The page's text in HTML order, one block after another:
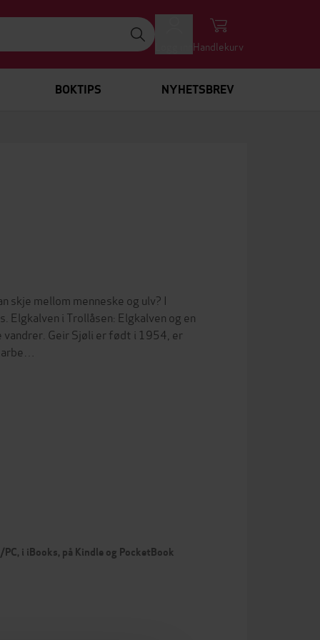
Handlekurv
BOKTIPS NYHETSBREV
skje mellom menneske og ulv? I
Elgkalven i Trollåsen: Elgkalven og en
Geir Sjøli er født i 1954, er
i iBooks, på Kindle og PocketBook